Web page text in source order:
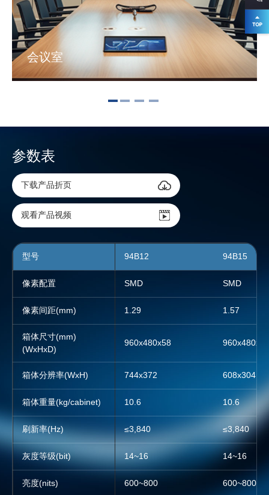
会议室
参数表
下载产品折页
观看产品视频
型号 94B12 94B15
像素配置 SMD SMD
像素间距(mm) 1.29 1.57
箱体尺寸(mm)
(WxHxD)
960x480x58 960x480x58
箱体分辨率(WxH) 744x372 608x304
箱体重量(kg/cabinet) 10.6 10.6
刷新率(Hz) ≤3,840 ≤3,840
灰度等级(bit) 14~16 14~16
亮度(nits) 600~800 600~800
94B12 94B15
SMD SMD
1.29 1.57
960x480x58 960x480x58
744x372 608x304
10.6 10.6
≤3,840 ≤3,840
14~16 14~16
600~800 600~800